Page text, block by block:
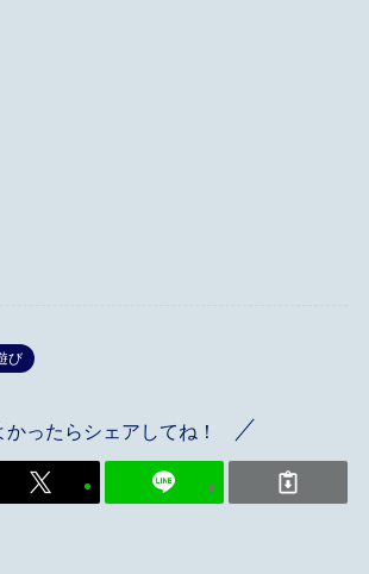
び
かったらシェアしてね！